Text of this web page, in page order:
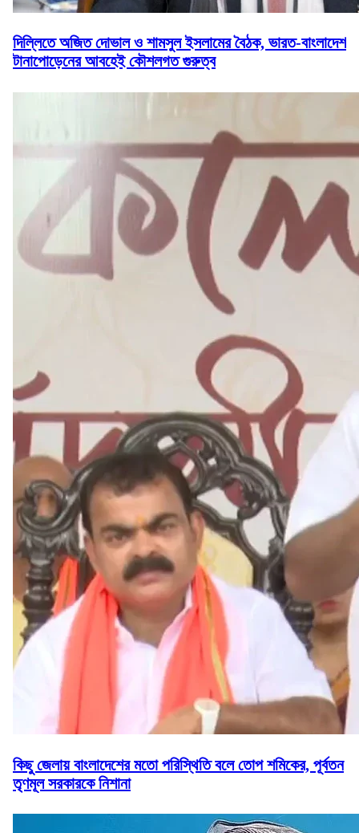
দিল্লিতে অজিত দোভাল ও শামসুল ইসলামের বৈঠক, ভারত-বাংলাদেশ
টানাপোড়েনের আবহেই কৌশলগত গুরুত্ব
কিছু জেলায় বাংলাদেশের মতো পরিস্থিতি বলে তোপ শমিকের, পূর্বতন
তৃণমূল সরকারকে নিশানা